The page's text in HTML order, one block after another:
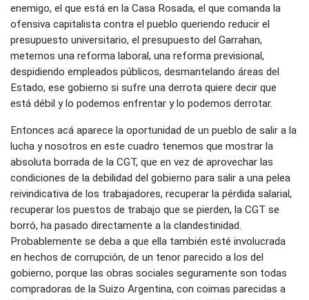
enemigo, el que está en la Casa Rosada, el que comanda la
ofensiva capitalista contra el pueblo queriendo reducir el
presupuesto universitario, el presupuesto del Garrahan,
meternos una reforma laboral, una reforma previsional,
despidiendo empleados públicos, desmantelando áreas del
Estado, ese gobierno si sufre una derrota quiere decir que
está débil y lo podemos enfrentar y lo podemos derrotar.
Entonces acá aparece la oportunidad de un pueblo de salir a la
lucha y nosotros en este cuadro tenemos que mostrar la
absoluta borrada de la CGT, que en vez de aprovechar las
condiciones de la debilidad del gobierno para salir a una pelea
reivindicativa de los trabajadores, recuperar la pérdida salarial,
recuperar los puestos de trabajo que se pierden, la CGT se
borró, ha pasado directamente a la clandestinidad.
Probablemente se deba a que ella también esté involucrada
en hechos de corrupción, de un tenor parecido a los del
gobierno, porque las obras sociales seguramente son todas
compradoras de la Suizo Argentina, con coimas parecidas a